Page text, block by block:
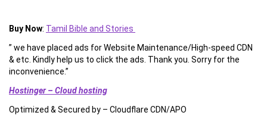
Buy Now: Tamil Bible and Stories
” we have placed ads for Website Maintenance/High-speed CDN
& etc. Kindly help us to click the ads. Thank you. Sorry for the
inconvenience.”
Hostinger – Cloud hosting
Optimized & Secured by – Cloudflare CDN/APO